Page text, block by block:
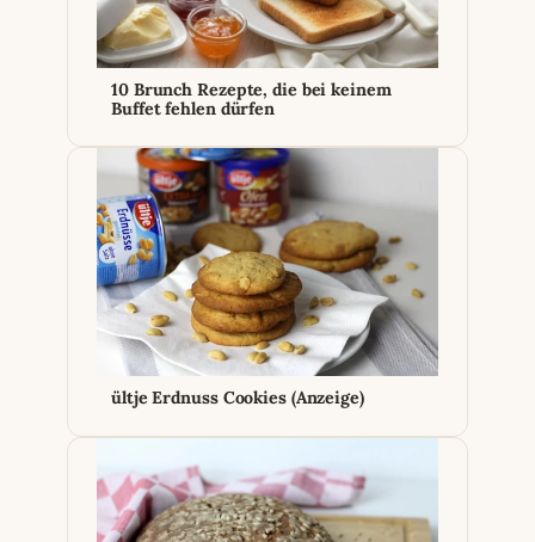
10 Brunch Rezepte, die bei keinem
Buffet fehlen dürfen
ültje Erdnuss Cookies (Anzeige)